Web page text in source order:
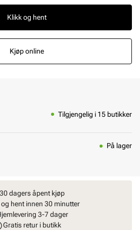
Klikk og hent
Kjøp online
Tilgjengelig i 15 butikker
På lager
30 dagers åpent kjøp
og hent innen 30 minutter
3-7 dager
Gratis retur i butikk